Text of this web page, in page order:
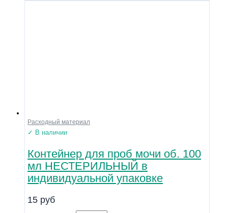
Расходный материал
✓ В наличии
Контейнер для проб мочи об. 100
мл НЕСТЕРИЛЬНЫЙ в
индивидуальной упаковке
15 руб